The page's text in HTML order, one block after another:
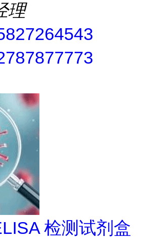
理
检测试剂盒